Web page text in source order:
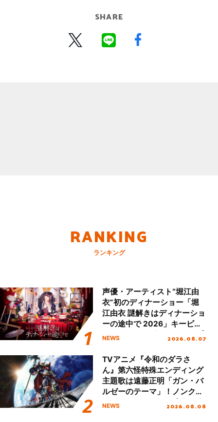
SHARE
RANKING
ランキング
声優・アーティスト“堀江由
衣”初のディナーショー「堀
江由衣 謎解きはディナーショ
ーの途中で 2026」キービジ
ュアル＆グッズラインナップ
NEWS 2026.08.07
TVアニメ『令和のダラさ
ん』第六怪特殊エンディング
主題歌は遠藤正明「ガン・バ
ルゼーのテーマ」！ノンクレ
ジットエンディング映像も公
NEWS 2026.08.08